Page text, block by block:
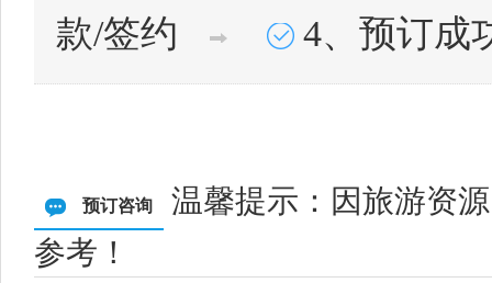
款/签约
4、预订成
预订咨询
温馨提示：因旅游资
参考！